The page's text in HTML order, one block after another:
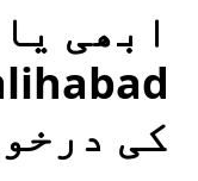
ابھی
کی